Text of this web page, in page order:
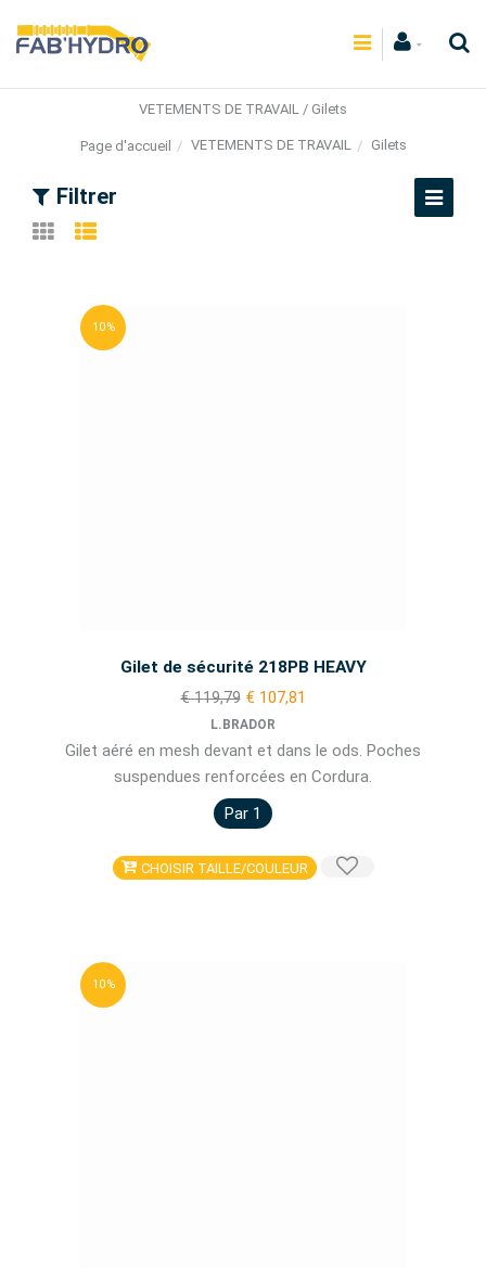
VETEMENTS DE TRAVAIL / Gilets
Page d'accueil VETEMENTS DE TRAVAIL Gilets
Filtrer
10 %
Gilet de sécurité 218PB HEAVY
€ 119,79 € 107,81
L.BRADOR
Gilet aéré en mesh devant et dans le ods. Poches
suspendues renforcées en Cordura.
Par 1
CHOISIR TAILLE/COULEUR
10 %